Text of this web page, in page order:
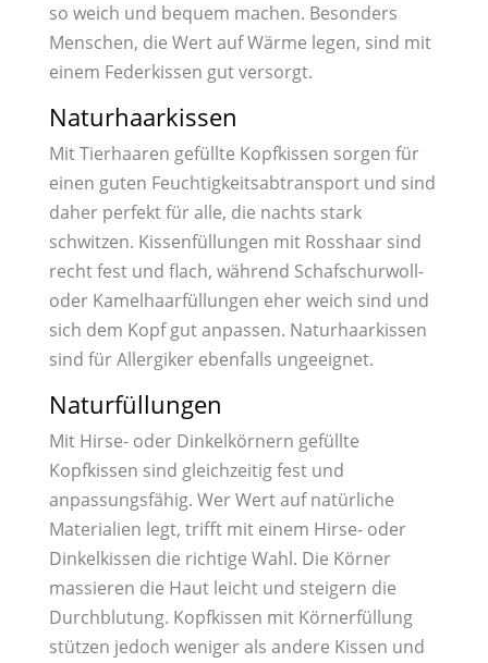
so weich und bequem machen. Besonders
Menschen, die Wert auf Wärme legen, sind mit
einem Federkissen gut versorgt.
Naturhaarkissen
Mit Tierhaaren gefüllte Kopfkissen sorgen für
einen guten Feuchtigkeitsabtransport und sind
daher perfekt für alle, die nachts stark
schwitzen. Kissenfüllungen mit Rosshaar sind
recht fest und flach, während Schafschurwoll-
oder Kamelhaarfüllungen eher weich sind und
sich dem Kopf gut anpassen. Naturhaarkissen
sind für Allergiker ebenfalls ungeeignet.
Naturfüllungen
Mit Hirse- oder Dinkelkörnern gefüllte
Kopfkissen sind gleichzeitig fest und
anpassungsfähig. Wer Wert auf natürliche
Materialien legt, trifft mit einem Hirse- oder
Dinkelkissen die richtige Wahl. Die Körner
massieren die Haut leicht und steigern die
Durchblutung. Kopfkissen mit Körnerfüllung
stützen jedoch weniger als andere Kissen und